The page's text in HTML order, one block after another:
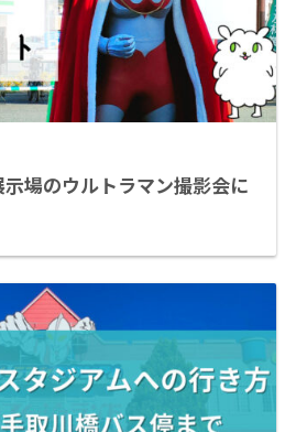
示場のウルトラマン撮影会に